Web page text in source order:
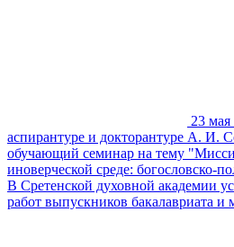
23
аспирантуре и докторантуре А. И.
обучающий семинар на тему
иноверческой среде: богословско-
В Сретенской духовной академии
работ выпускников бакалавриата и